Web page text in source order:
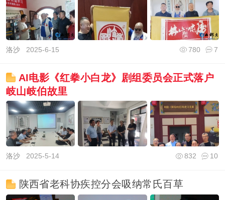
洛沙2025-6-15 7
780
AI电影《红拳小白龙》剧组委员会正式落户
岐山岐伯故里
洛沙2025-5-14 10
832
陕西省老科协疾控分会吸纳常氏百草